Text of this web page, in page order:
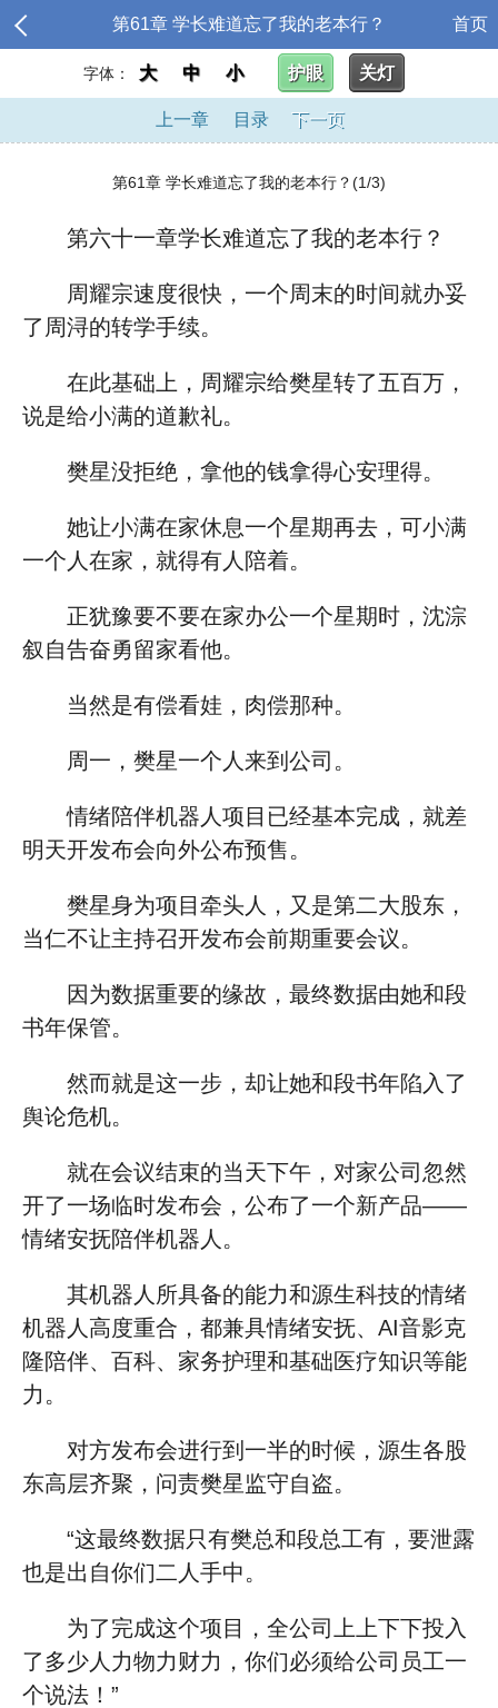
第61章 学长难道忘了我的老本行？ 首页
字体： 大 中 小 护眼 关灯
上一章 目录 下一页
第61章 学长难道忘了我的老本行？(1/3)
第六十一章学长难道忘了我的老本行？
周耀宗速度很快，一个周末的时间就办妥
了周浔的转学手续。
在此基础上，周耀宗给樊星转了五百万，
说是给小满的道歉礼。
樊星没拒绝，拿他的钱拿得心安理得。
她让小满在家休息一个星期再去，可小满
一个人在家，就得有人陪着。
正犹豫要不要在家办公一个星期时，沈淙
叙自告奋勇留家看他。
当然是有偿看娃，肉偿那种。
周一，樊星一个人来到公司。
情绪陪伴机器人项目已经基本完成，就差
明天开发布会向外公布预售。
樊星身为项目牵头人，又是第二大股东，
当仁不让主持召开发布会前期重要会议。
因为数据重要的缘故，最终数据由她和段
书年保管。
然而就是这一步，却让她和段书年陷入了
舆论危机。
就在会议结束的当天下午，对家公司忽然
开了一场临时发布会，公布了一个新产品——
情绪安抚陪伴机器人。
其机器人所具备的能力和源生科技的情绪
机器人高度重合，都兼具情绪安抚、AI音影克
隆陪伴、百科、家务护理和基础医疗知识等能
力。
对方发布会进行到一半的时候，源生各股
东高层齐聚，问责樊星监守自盗。
“这最终数据只有樊总和段总工有，要泄露
也是出自你们二人手中。
为了完成这个项目，全公司上上下下投入
了多少人力物力财力，你们必须给公司员工一
个说法！”